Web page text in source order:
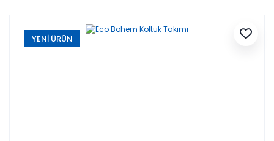
YENİ ÜRÜN